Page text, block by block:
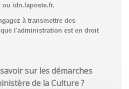
idn.laposte.fr.
à transmettre des
l'administration est en droit
sur les démarches
de la Culture ?